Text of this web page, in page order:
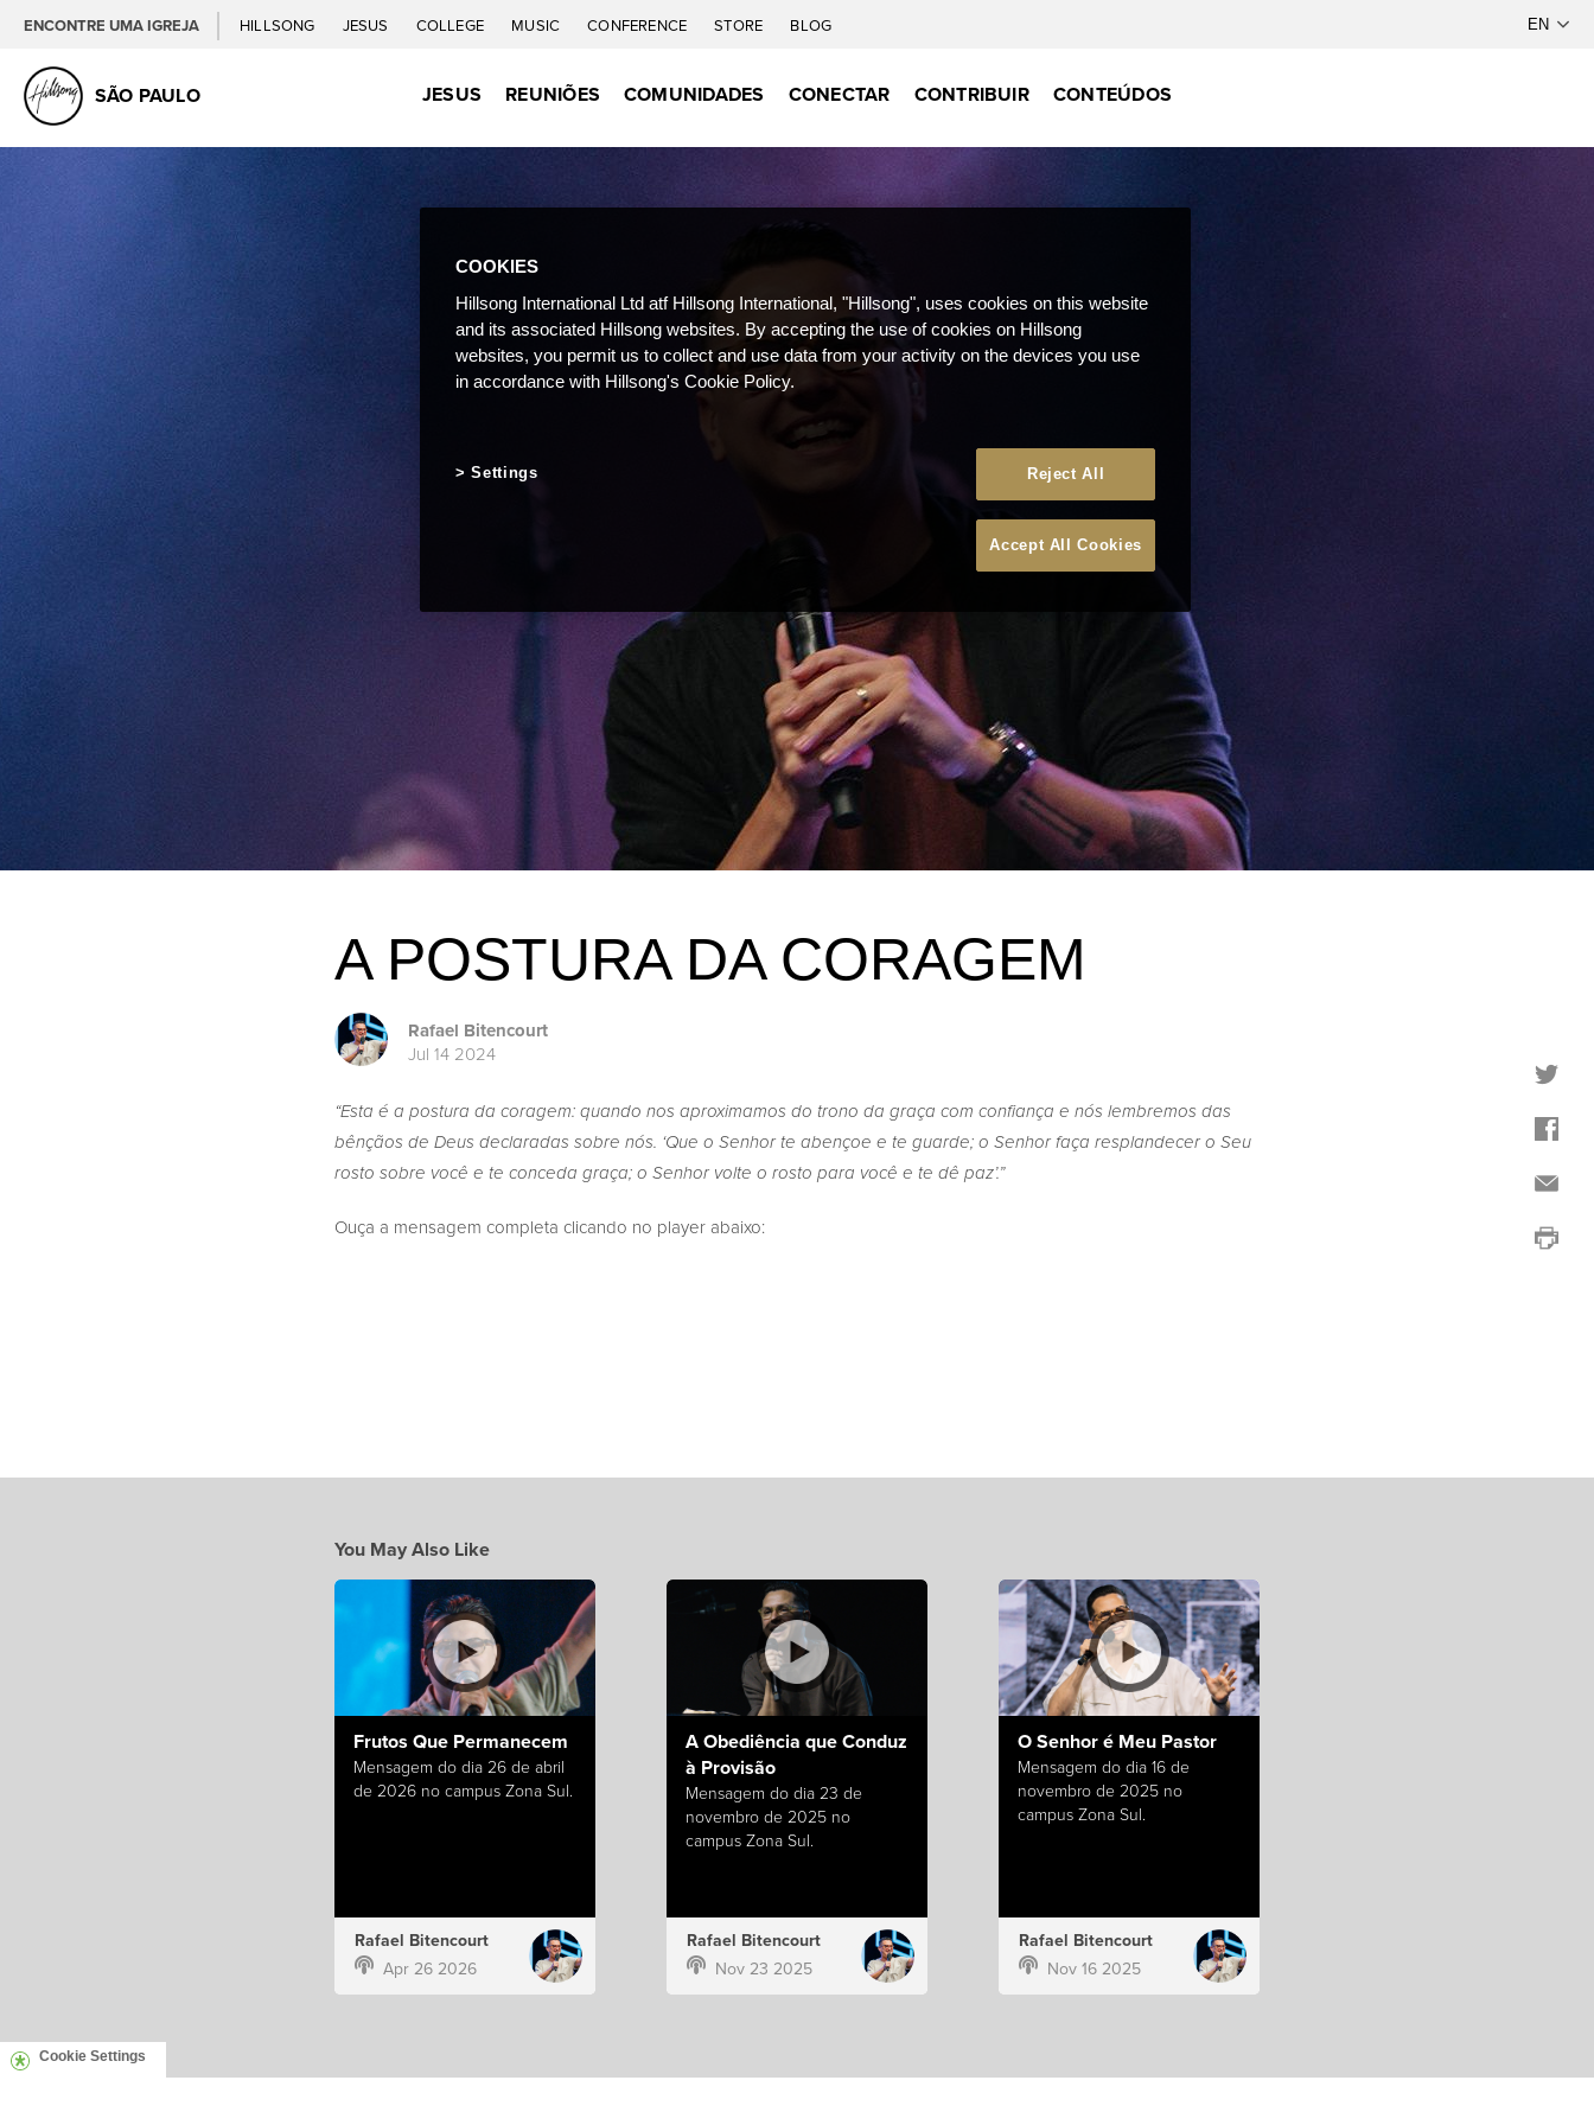
ENCONTRE UMA IGREJA HILLSONG JESUS COLLEGE MUSIC CONFERENCE STORE BLOG
SÃO PAULO JESUS REUNIÕES COMUNIDADES CONECTAR CONTRIBUIR CONTEÚDOS
A POSTURA DA CORAGEM
Rafael Bitencourt
Jul 14 2024
“Esta é a postura da coragem: quando nos aproximamos do trono da graça com confiança e nós lembremos das
bênçãos de Deus declaradas sobre nós. ‘Que o Senhor te abençoe e te guarde; o Senhor faça resplandecer o Seu
rosto sobre você e te conceda graça; o Senhor volte o rosto para você e te dê paz’.”
Ouça a mensagem completa clicando no player abaixo:
You May Also Like
Frutos Que Permanecem
Mensagem do dia 26 de abril
de 2026 no campus Zona Sul.
Rafael Bitencourt
Apr 26 2026
A Obediência que Conduz
à Provisão
Mensagem do dia 23 de
novembro de 2025 no
campus Zona Sul.
Rafael Bitencourt
Nov 23 2025
O Senhor é Meu Pastor
Mensagem do dia 16 de
novembro de 2025 no
campus Zona Sul.
Rafael Bitencourt
Nov 16 2025
Cookie Settings
COOKIES
Hillsong International Ltd atf Hillsong International, "Hillsong", uses cookies on this website
and its associated Hillsong websites. By accepting the use of cookies on Hillsong
websites, you permit us to collect and use data from your activity on the devices you use
in accordance with Hillsong's Cookie Policy.
Reject All
Accept All Cookies
Settings